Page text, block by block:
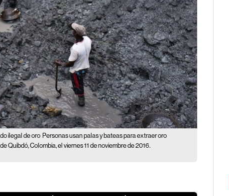
ilegal de oro Personas usan palas y bateas para extraer oro
Quibdó, Colombia, el viernes 11 de noviembre de 2016.